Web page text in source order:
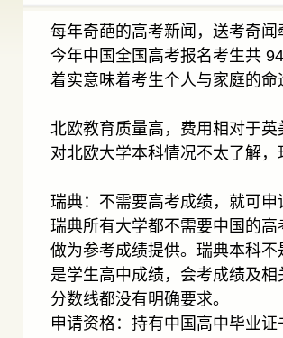
每年奇葩的高考新闻，送考奇
今年中国全国高考报名考生共
着实意味着考生个人与家庭的命
北欧教育质量高，费用相对于英
对北欧大学本科情况不太了解
瑞典：不需要高考成绩，就可申
瑞典所有大学都不需要中国的
做为参考成绩提供。瑞典本科
是学生高中成绩，会考成绩及
分数线都没有明确要求。
申请资格：持有中国高中毕业